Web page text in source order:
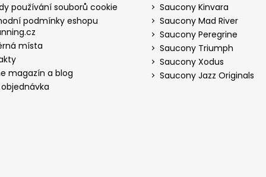
používání souborů cookie
podmínky eshopu
místa
magazín a blog
Saucony Kinvara
Saucony Mad River
Saucony Peregrine
Saucony Triumph
Saucony Xodus
Saucony Jazz Originals